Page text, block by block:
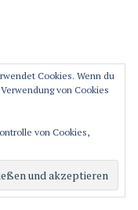
Cookies. Wenn du
von Cookies
von Cookies,